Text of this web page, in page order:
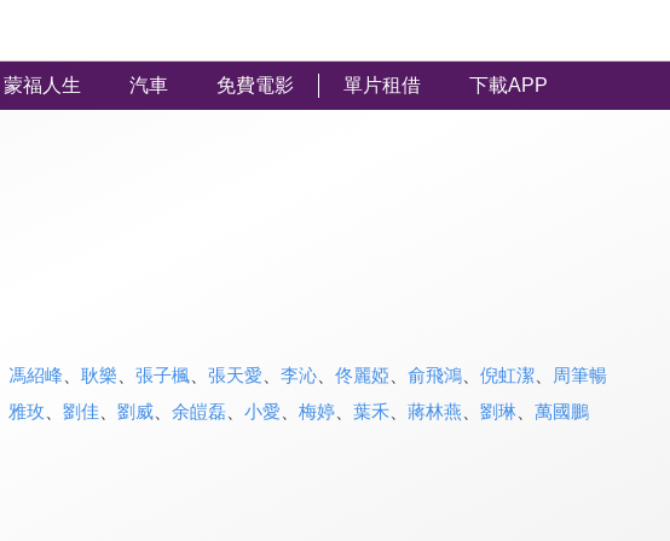
蒙福人生 汽車 免費電影 單片租借 下載APP
馮紹峰 耿樂 張子楓、 張天愛 李沁、 佟麗婭 俞飛鴻、 倪虹潔、
周筆暢
雅玫 劉佳 劉威、 余皚磊、 小愛 梅婷、 葉禾、 蔣林燕 劉琳、 萬國鵬